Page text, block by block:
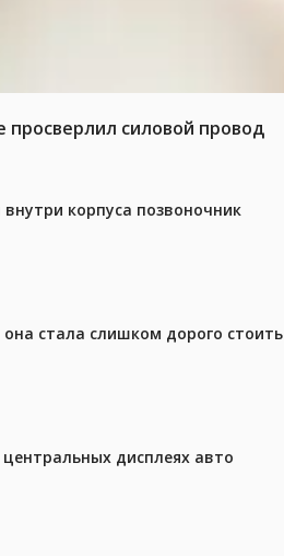
силовой провод
корпуса позвоночник
стала слишком дорого стоить
дисплеях авто